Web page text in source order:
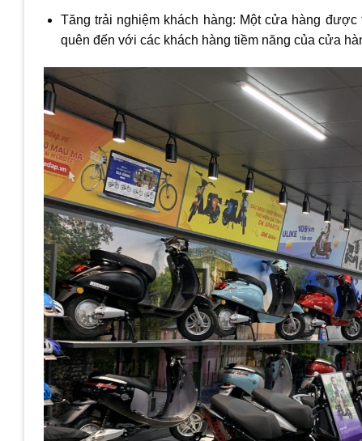
Tăng trải nghiệm khách hàng: Một cửa hàng
quên đến với các khách hàng tiềm năng của cửa